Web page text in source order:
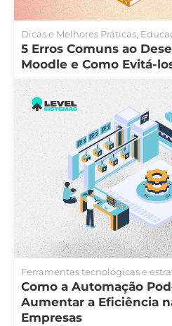
Dicas e Melhores Práticas
5 Erros Comuns ao
Moodle e Como Evitá-
Ferramentas tecnológicas e
Como a Automação
Aumentar a Eficiência
Empresas